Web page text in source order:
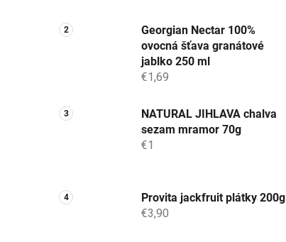
Georgian Nectar 100%
ovocná šťava granátové
jablko 250 ml
€1,69
NATURAL JIHLAVA chalva
sezam mramor 70g
€1
Provita jackfruit plátky 200g
€3,90